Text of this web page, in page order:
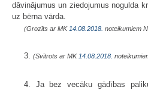
dāvinājumus un ziedojumus nogulda
uz bērna vārda.
(Grozīts ar MK 14.08.2018. noteikumiem
3. (Svītrots ar MK 14.08.2018.
4. Ja bez vecāku gādības